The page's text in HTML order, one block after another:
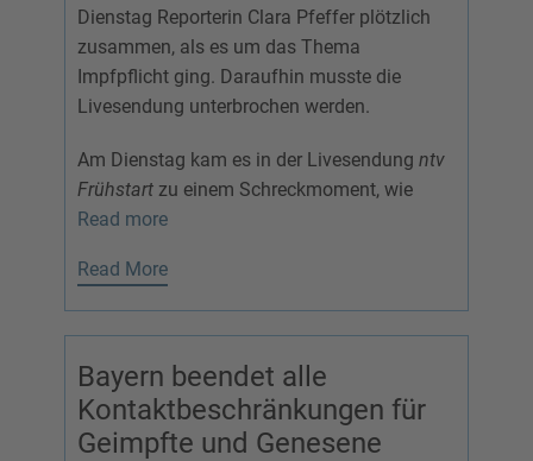
Dienstag Reporterin Clara Pfeffer plötzlich
zusammen, als es um das Thema
Impfpflicht ging. Daraufhin musste die
Livesendung unterbrochen werden.
Am Dienstag kam es in der Livesendung ntv
Frühstart zu einem Schreckmoment, wie
Read more
Read More
Bayern beendet alle
Kontaktbeschränkungen für
Geimpfte und Genesene